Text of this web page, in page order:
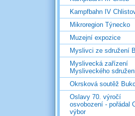
Kampfbahn IV
Mikroregion Týnecko
Muzejní expozice
Myslivci ze sdružení
Myslivecká zařízení
Mysliveckého
Okrsková soutěž
Oslavy 70. výročí
osvobození - pořádal
výbor